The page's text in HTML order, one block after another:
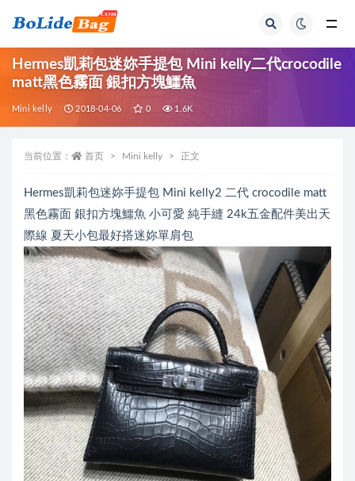
Hermes凱莉包迷妳手提包 Mini kelly二代crocodile
matt黑色霧面 銀扣方塊鱷魚
Mini kelly 2018-04-06 0 1.6K
当前位置： 首页 Mini kelly 正文
Hermes凱莉包迷妳手提包 Mini kelly2 二代 crocodile matt
黑色霧面 銀扣方塊鱷魚 小可愛 純手縫 24k五金配件美出天
際線 夏天小包最好搭迷妳單肩包